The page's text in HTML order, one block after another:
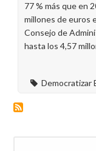
77 % más que en
millones de euros
Consejo de
hasta los 4,57
Democratizar